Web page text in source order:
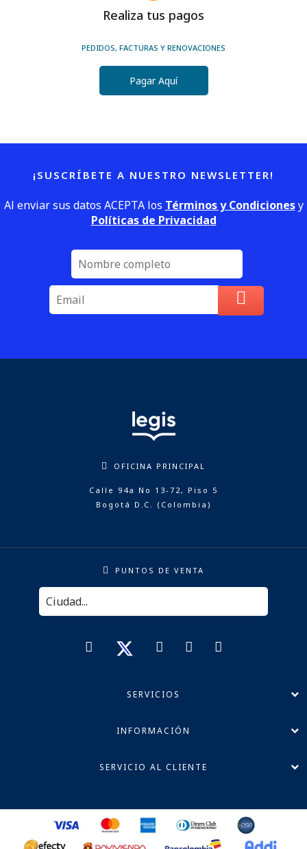
Realiza tus pagos
PEDIDOS, FACTURAS Y RENOVACIONES
Pagar Aquí
¡SUSCRÍBETE A NUESTRO NEWSLETTER!
Al enviar sus datos ACEPTA los Términos y Condicionesy
Políticas de Privacidad
OFICINA PRINCIPAL
Calle 94a No 13-72, Piso 5
Bogotá D.C. (Colombia)
PUNTOS DE VENTA
SERVICIOS
INFORMACIÓN
SERVICIO AL CLIENTE